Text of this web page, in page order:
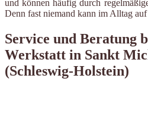
und können häufig durch
Denn fast niemand kann im Alltag
Service und Beratung
Werkstatt in Sankt
(Schleswig-Holstein)